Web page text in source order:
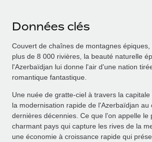
Données clés
Couvert de chaînes de montagnes
plus de 8 000 rivières, la beauté naturelle
l'Azerbaïdjan lui donne l'air d'une nation
romantique fantastique.
Une nuée de gratte-ciel à travers la
la modernisation rapide de l'Azerbaïdjan au
dernières décennies. Ce que l'on appelle le
charmant pays qui capture les rives de la
une économie à croissance rapide qui